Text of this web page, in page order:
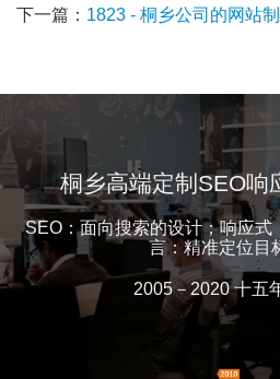
下一篇： 1823 - 桐乡公司的网站
桐乡高端定制SEO响
SEO：面向搜索的设计；响应式
言：精准定位目
2005－2020 十五